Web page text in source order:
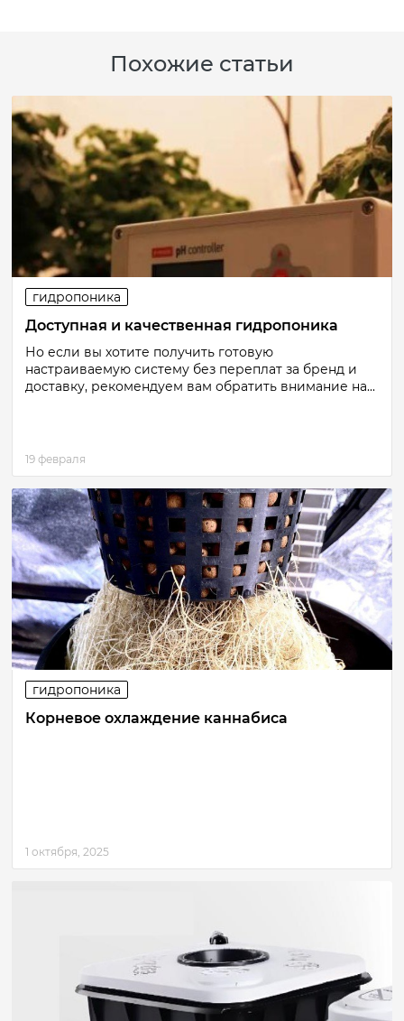
Похожие статьи
гидропоника
Доступная и качественная гидропоника
Но если вы хотите получить готовую
настраиваемую систему без переплат за бренд и
доставку, рекомендуем вам обратить внимание на...
19 февраля
гидропоника
Корневое охлаждение каннабиса
1 октября, 2025